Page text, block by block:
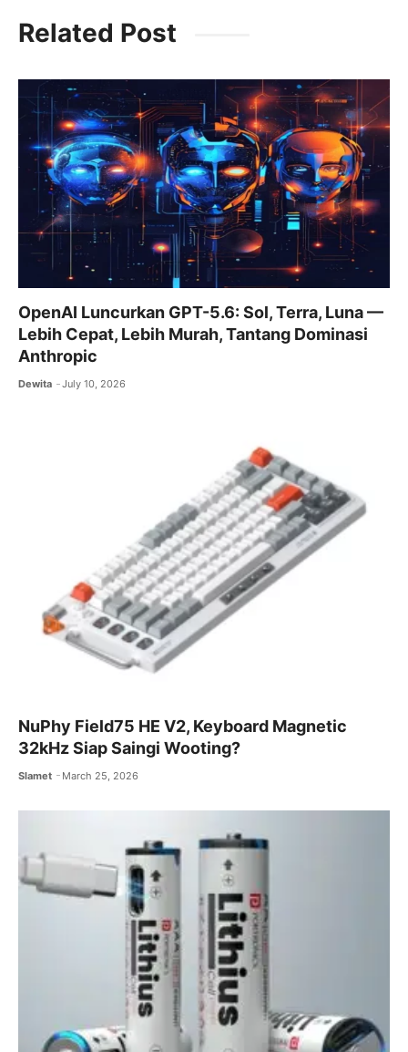
e
o
o
k
erl
p
p
m
Related Post
OpenAI Luncurkan GPT-5.6: Sol, Terra, Luna —
Lebih Cepat, Lebih Murah, Tantang Dominasi
Anthropic
Dewita July 10, 2026
NuPhy Field75 HE V2, Keyboard Magnetic
32kHz Siap Saingi Wooting?
Slamet March 25, 2026